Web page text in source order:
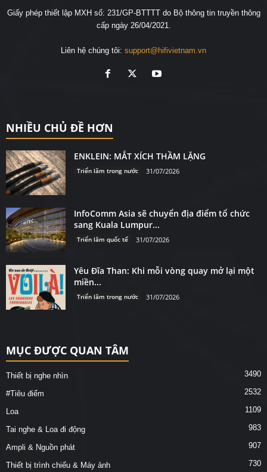
Giấy phép thiết lập MXH số: 231/GP-BTTTT do Bộ thông tin truyền thông
cấp ngày 26/04/2021.
Liên hệ chúng tôi: support@hifivietnam.vn
NHIỀU CHỦ ĐỀ HƠN
ENKLEIN: MẮT XÍCH THẦM LẶNG
Triển lãm trong nước 31/07/2026
InfoComm Asia sẽ chuyển địa điểm tổ chức
sang Kuala Lumpur...
Triển lãm quốc tế 31/07/2026
Yêu Đĩa Than: Khi mỗi vòng quay mở lại một
miền...
Triển lãm trong nước 31/07/2026
MỤC ĐƯỢC QUAN TÂM
Thiết bị nghe nhìn 3490
#Tiêu điểm 2532
Loa 1109
Tai nghe & Loa đi động 983
Ampli & Nguồn phát 907
Thiết bị trình chiếu & Máy ảnh 730